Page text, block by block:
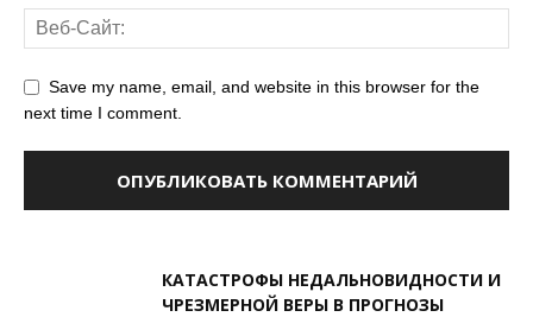
Save my name, email, and website in this browser for the
next time I comment.
КАТАСТРОФЫ НЕДАЛЬНОВИДНОСТИ И
ЧРЕЗМЕРНОЙ ВЕРЫ В ПРОГНОЗЫ